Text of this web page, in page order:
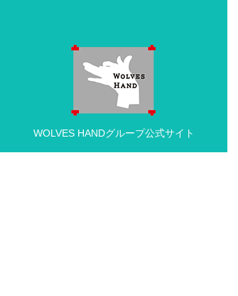
WOLVES HANDグループ公式サイト